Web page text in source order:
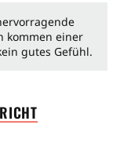
kommen einer
gutes Gefühl.